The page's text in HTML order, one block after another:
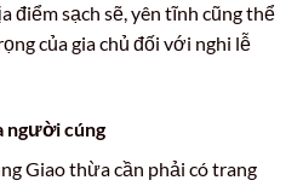
điểm sạch sẽ, yên tĩnh cũng thể
của gia chủ đối với nghi lễ
người cúng
Giao thừa cần phải có trang